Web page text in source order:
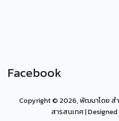
Facebook
Copyright © 2026, พัฒนาโดย ส
สารสนเทศ|